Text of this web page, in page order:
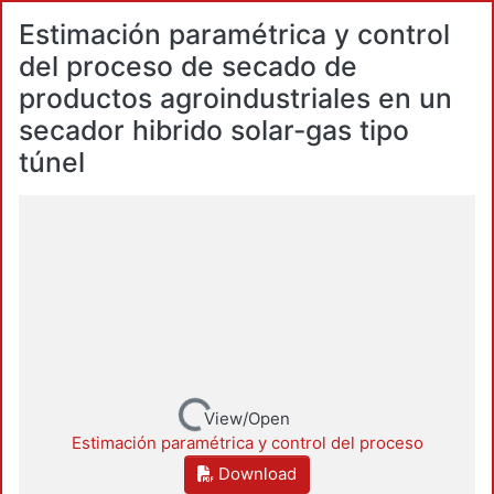
Estimación paramétrica y control
del proceso de secado de
productos agroindustriales en un
secador hibrido solar-gas tipo
túnel
Loading...View/Open
Estimación paramétrica y control del proceso
Download